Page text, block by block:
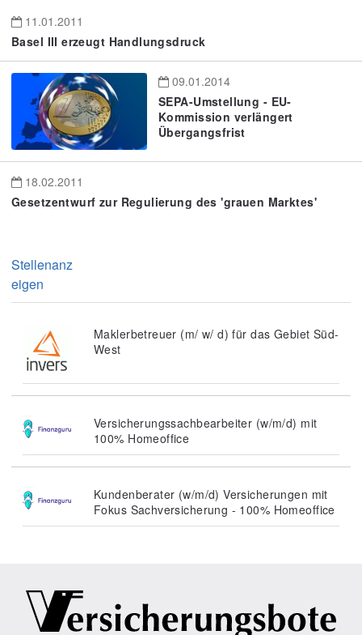
11.01.2011
Basel III erzeugt Handlungsdruck
09.01.2014
SEPA-Umstellung - EU-
Kommission verlängert
Übergangsfrist
18.02.2011
Gesetzentwurf zur Regulierung des 'grauen Marktes'
Stellenanz
eigen
Maklerbetreuer (m/ w/ d) für das Gebiet Süd-
West
Versicherungssachbearbeiter (w/m/d) mit
100% Homeoffice
Kundenberater (w/m/d) Versicherungen mit
Fokus Sachversicherung - 100% Homeoffice